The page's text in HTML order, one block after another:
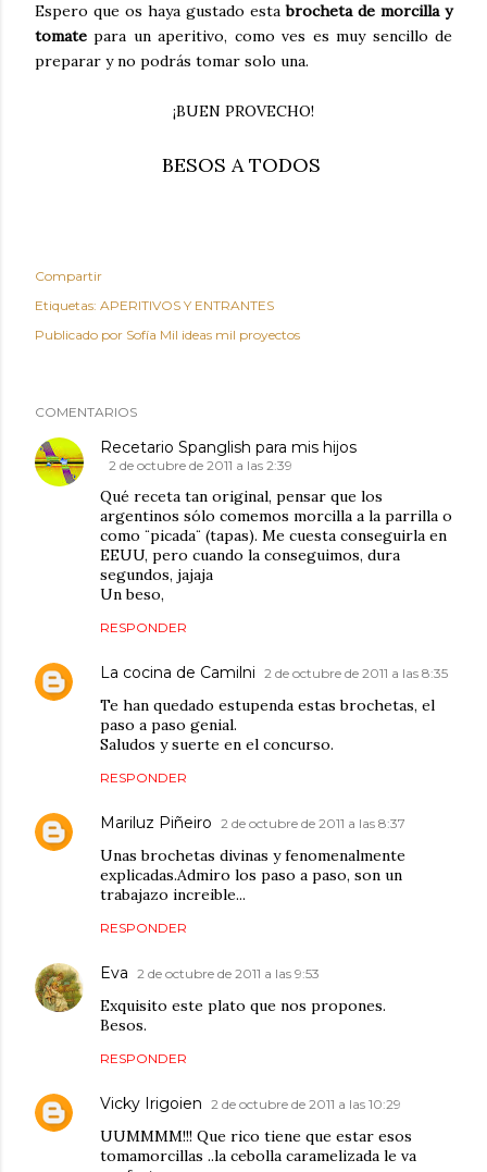
Espero que os haya gustado estabrocheta de morcilla y
tomate para un aperitivo, como ves es muy sencillo de
preparar y no podrás tomar solo una.
¡BUEN PROVECHO!
BESOS A TODOS
Compartir
Etiquetas: APERITIVOS Y ENTRANTES
Publicado por Sofía Mil ideas mil proyectos
COMENTARIOS
Recetario Spanglish para mis hijos
2 de octubre de 2011 a las 2:39
Qué receta tan original, pensar que los
argentinos sólo comemos morcilla a la parrilla o
como ¨picada¨ (tapas). Me cuesta conseguirla en
EEUU, pero cuando la conseguimos, dura
segundos, jajaja
Un beso,
RESPONDER
La cocina de Camilni 2 de octubre de 2011 a las 8:35
Te han quedado estupenda estas brochetas, el
paso a paso genial.
Saludos y suerte en el concurso.
RESPONDER
Mariluz Piñeiro 2 de octubre de 2011 a las 8:37
Unas brochetas divinas y fenomenalmente
explicadas.Admiro los paso a paso, son un
trabajazo increible...
RESPONDER
Eva 2 de octubre de 2011 a las 9:53
Exquisito este plato que nos propones.
Besos.
RESPONDER
Vicky Irigoien 2 de octubre de 2011 a las 10:29
UUMMMM!!! Que rico tiene que estar esos
tomamorcillas ..la cebolla caramelizada le va